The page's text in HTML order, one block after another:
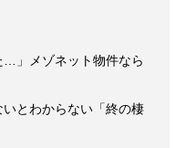
…」メゾネット物件なら
とわからない「終の棲